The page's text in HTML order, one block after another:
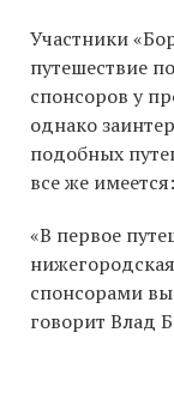
Участники
путешествие
спонсоров у
однако
подобных
все же имеется:
«В первое
спонсорами
говорит Влад